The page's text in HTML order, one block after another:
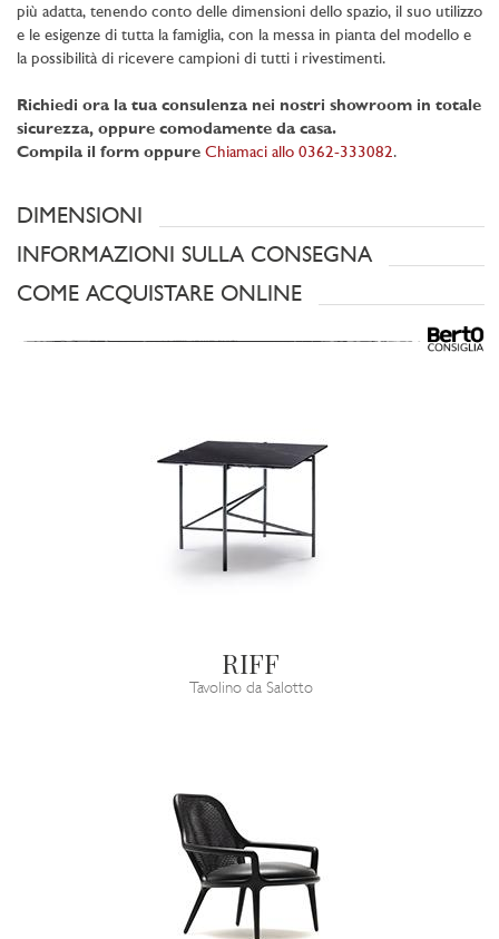
più adatta, tenendo conto delle dimensioni dello spazio, il suo utilizzo
e le esigenze di tutta la famiglia, con la messa in pianta del modello e
la possibilità di ricevere campioni di tutti i rivestimenti.
Richiedi ora la tua consulenza nei nostri showroom in totale
sicurezza, oppure comodamente da casa.
Compila il form oppure Chiamaci allo 0362-333082.
DIMENSIONI
INFORMAZIONI SULLA CONSEGNA
COME ACQUISTARE ONLINE
RIFF
Tavolino da Salotto